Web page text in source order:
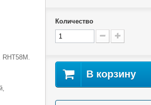
RHТ58М.
Количество
В корзину